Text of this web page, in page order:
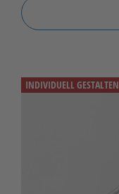
INDIVIDUELL GESTALTEN